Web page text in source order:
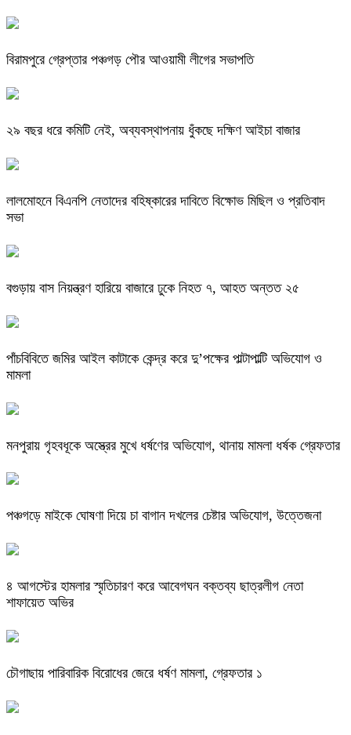
বিরামপুরে গ্রেপ্তার পঞ্চগড় পৌর আওয়ামী লীগের সভাপতি
২৯ বছর ধরে কমিটি নেই, অব্যবস্থাপনায় ধুঁকছে দক্ষিণ আইচা বাজার
লালমোহনে বিএনপি নেতাদের বহিষ্কারের দাবিতে বিক্ষোভ মিছিল ও প্রতিবাদ
সভা
বগুড়ায় বাস নিয়ন্ত্রণ হারিয়ে বাজারে ঢুকে নিহত ৭, আহত অন্তত ২৫
পাঁচবিবিতে জমির আইল কাটাকে কেন্দ্র করে দু’পক্ষের পাল্টাপাল্টি অভিযোগ ও
মামলা
মনপুরায় গৃহবধূকে অস্ত্রের মুখে ধর্ষণের অভিযোগ, থানায় মামলা ধর্ষক গ্রেফতার
পঞ্চগড়ে মাইকে ঘোষণা দিয়ে চা বাগান দখলের চেষ্টার অভিযোগ, উত্তেজনা
৪ আগস্টের হামলার স্মৃতিচারণ করে আবেগঘন বক্তব্য ছাত্রলীগ নেতা
শাফায়েত অভির
চৌগাছায় পারিবারিক বিরোধের জেরে ধর্ষণ মামলা, গ্রেফতার ১